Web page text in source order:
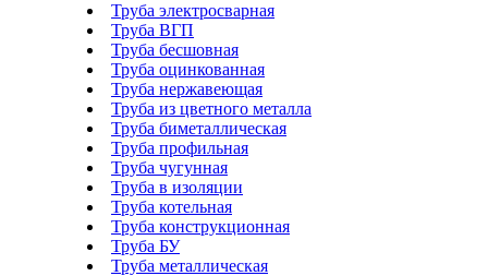
Труба электросварная
Труба ВГП
Труба бесшовная
Труба оцинкованная
Труба нержавеющая
Труба из цветного металла
Труба биметаллическая
Труба профильная
Труба чугунная
Труба в изоляции
Труба котельная
Труба конструкционная
Труба БУ
Труба металлическая